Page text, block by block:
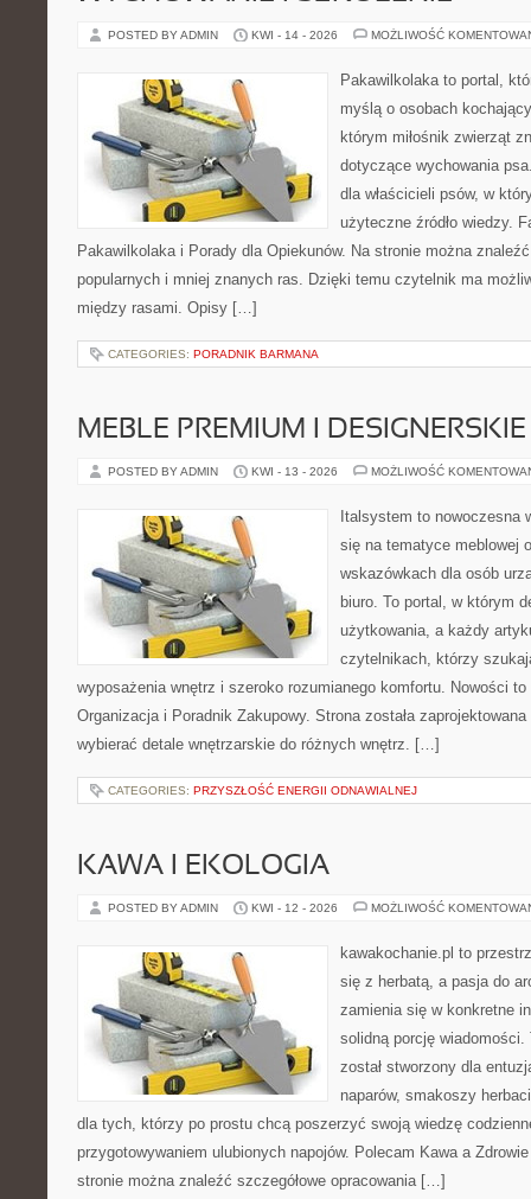
POSTED BY ADMIN KWI - 14 - 2026 MOŻLIWOŚĆ
Pakawilkolaka to portal,
myślą o osobach
którym miłośnik zwierząt
dotyczące wychowania
dla właścicieli psów, w
użyteczne źródło wiedzy.
Pakawilkolaka i Porady dla Opiekunów. Na stronie można
popularnych i mniej znanych ras. Dzięki temu czytelnik ma
między rasami. Opisy […]
CATEGORIES: PORADNIK BARMANA
MEBLE PREMIUM I DESIGNERSKIE
POSTED BY ADMIN KWI - 13 - 2026 MOŻLIWOŚĆ
Italsystem to nowoczesna
się na tematyce meblowej
wskazówkach dla osób
biuro. To portal, w którym
użytkowania, a każdy
czytelnikach, którzy
wyposażenia wnętrz i szeroko rozumianego komfortu. Nowości
Organizacja i Poradnik Zakupowy. Strona została
wybierać detale wnętrzarskie do różnych wnętrz. […]
CATEGORIES: PRZYSZŁOŚĆ ENERGII ODNAWIALNEJ
KAWA I EKOLOGIA
POSTED BY ADMIN KWI - 12 - 2026 MOŻLIWOŚĆ
kawakochanie.pl to
się z herbatą, a pasja do
zamienia się w konkretne
solidną porcję
został stworzony dla
naparów, smakoszy
dla tych, którzy po prostu chcą poszerzyć swoją wiedzę
przygotowywaniem ulubionych napojów. Polecam Kawa a
stronie można znaleźć szczegółowe opracowania […]